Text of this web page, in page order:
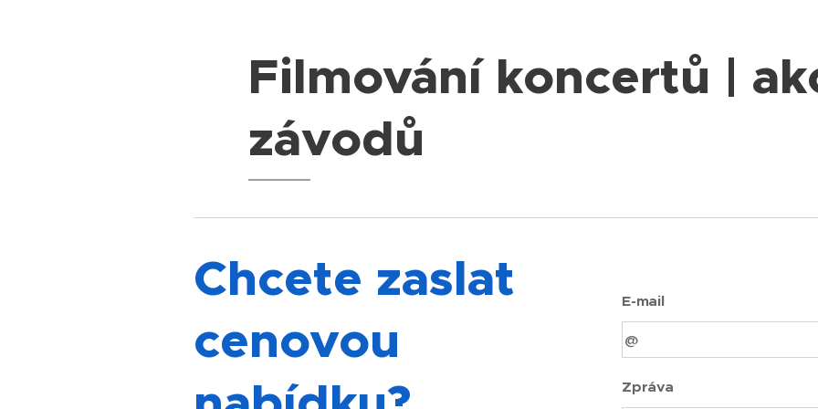
Filmování koncertů |
závodů
Chcete zaslat
cenovou
E-mail
Zpráva